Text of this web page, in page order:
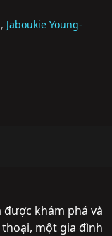
, Jaboukie Young-
khám phá và
một gia đình